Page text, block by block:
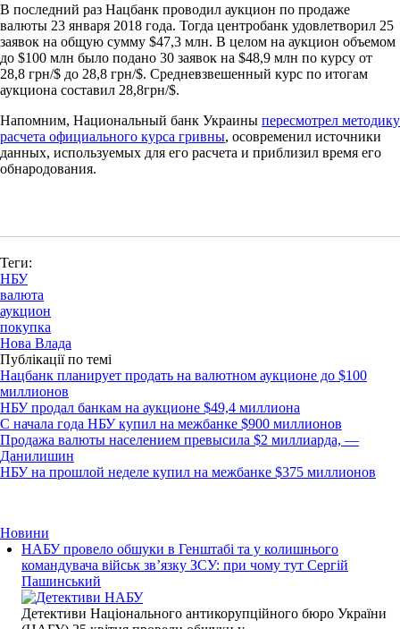
В последний раз Нацбанк проводил аукцион по продаже
валюты 23 января 2018 года. Тогда центробанк удовлетворил 25
заявок на общую сумму $47,3 млн. В целом на аукцион объемом
до $100 млн было подано 30 заявок на $48,9 млн по курсу от
28,8 грн/$ до 28,8 грн/$. Средневзвешенный курс по итогам
аукциона составил 28,8грн/$.
Напомним, Национальный банк Украины пересмотрел методику
расчета официального курса гривны, осовременил источники
данных, используемых для его расчета и приблизил время его
обнародования.
Теги:
НБУ
валюта
аукцион
покупка
Нова Влада
Публікації по темі
Нацбанк планирует продать на валютном аукционе до $100
миллионов
НБУ продал банкам на аукционе $49,4 миллиона
С начала года НБУ купил на межбанке $900 миллионов
Продажа валюты населением превысила $2 миллиарда, —
Данилишин
НБУ на прошлой неделе купил на межбанке $375 миллионов
Новини
НАБУ провело обшуки в Генштабі та у колишнього
командувача військ зв’язку ЗСУ: при чому тут Сергій
Пашинський
Детективи Національного антикорупційного бюро України